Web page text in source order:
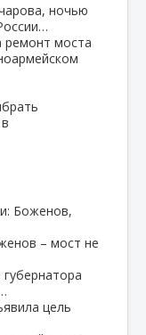
ночью
ремонт моста
Боженов,
цель